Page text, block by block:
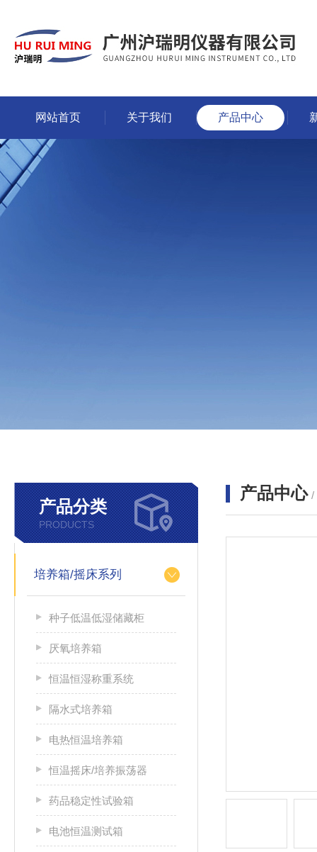
网站首页 关于我们 产品中心
产品分类
PRODUCTS
培养箱/摇床系列
种子低温低湿储藏柜
厌氧培养箱
恒温恒湿称重系统
隔水式培养箱
电热恒温培养箱
恒温摇床/培养振荡器
药品稳定性试验箱
电池恒温测试箱
产品中心 /